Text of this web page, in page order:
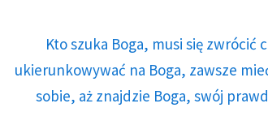
Kto szuka Boga, musi się zwrócić
ukierunkowywać na Boga, zawsze
sobie, aż znajdzie Boga, swój